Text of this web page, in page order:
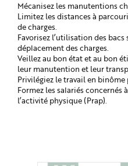
Mécanisez les manutentions
Limitez les distances à
de charges.
Favorisez l’utilisation des
déplacement des charges.
Veillez au bon état et au bon
leur manutention et leur
Privilégiez le travail en binôme
Formez les salariés concernés
l’activité physique (Prap).